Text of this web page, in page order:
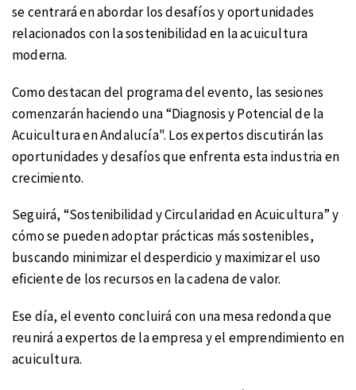
se centrará en abordar los desafíos y oportunidades
relacionados con la sostenibilidad en la acuicultura
moderna.
Como destacan del programa del evento, las sesiones
comenzarán haciendo una “Diagnosis y Potencial de la
Acuicultura en Andalucía". Los expertos discutirán las
oportunidades y desafíos que enfrenta esta industria en
crecimiento.
Seguirá, “Sostenibilidad y Circularidad en Acuicultura” y
cómo se pueden adoptar prácticas más sostenibles,
buscando minimizar el desperdicio y maximizar el uso
eficiente de los recursos en la cadena de valor.
Ese día, el evento concluirá con una mesa redonda que
reunirá a expertos de la empresa y el emprendimiento en
acuicultura.